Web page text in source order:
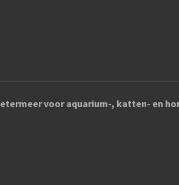
voor aquarium-, katten- en